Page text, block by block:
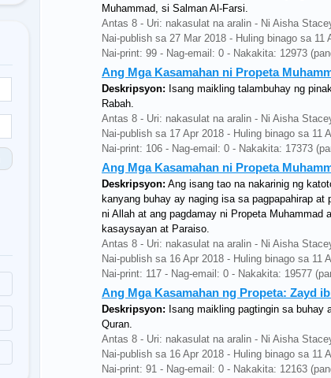
Muhammad, si Salman Al-Farsi.
Antas 8 - Uri: nakasulat na aralin - Ni Aisha
Nai-publish sa 27 Mar 2018 - Huling binago sa 11
Nai-print: 99 - Nag-email: 0 - Nakakita: 12973
Ang Mga Kasamahan ni Propeta
Deskripsyon: Isang maikling talambuhay ng
Rabah.
Antas 8 - Uri: nakasulat na aralin - Ni Aisha
Nai-publish sa 17 Apr 2018 - Huling binago sa 11
Nai-print: 106 - Nag-email: 0 - Nakakita: 17373
Ang Mga Kasamahan ni Propeta
Deskripsyon: Ang isang tao na nakarinig ng
kanyang buhay ay naging isa sa pagpapahirap
ni Allah at ang pagdamay ni Propeta
kasaysayan at Paraiso.
Antas 8 - Uri: nakasulat na aralin - Ni Aisha
Nai-publish sa 16 Apr 2018 - Huling binago sa 11
Nai-print: 117 - Nag-email: 0 - Nakakita: 19577
Ang Mga Kasamahan ng Propeta: Zayd
Deskripsyon: Isang maikling pagtingin sa
Quran.
Antas 8 - Uri: nakasulat na aralin - Ni Aisha
Nai-publish sa 16 Apr 2018 - Huling binago sa 11
Nai-print: 91 - Nag-email: 0 - Nakakita: 12163